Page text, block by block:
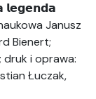
𝗹𝗲𝗴𝗲𝗻𝗱𝗮
Janusz
Bienert;
druk i oprawa:
Łuczak,